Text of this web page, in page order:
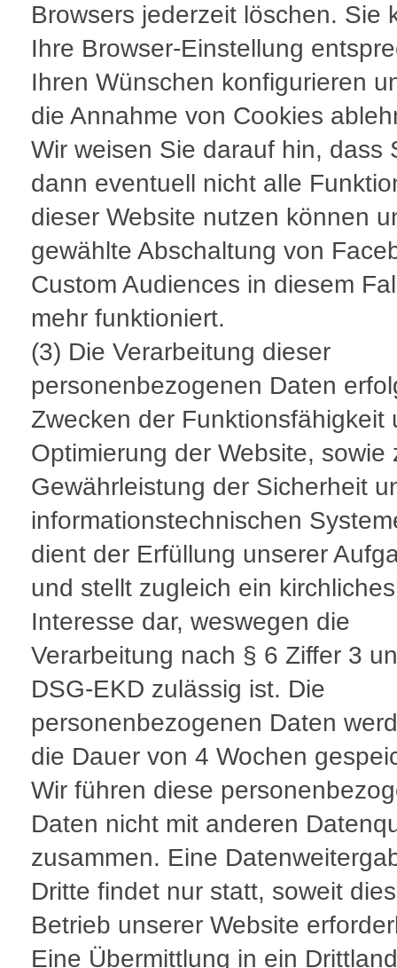
Browsers jederzeit löschen. Sie
Ihre Browser-Einstellung
Ihren Wünschen konfigurieren
die Annahme von Cookies
Wir weisen Sie darauf hin, dass
dann eventuell nicht alle
dieser Website nutzen können
gewählte Abschaltung von
Custom Audiences in diesem
mehr funktioniert.
(3) Die Verarbeitung dieser
personenbezogenen Daten
Zwecken der Funktionsfähigkeit
Optimierung der Website, sowie
Gewährleistung der Sicherheit
informationstechnischen
dient der Erfüllung unserer
und stellt zugleich ein kirchliches
Interesse dar, weswegen die
Verarbeitung nach § 6 Ziffer 3
DSG-EKD zulässig ist. Die
personenbezogenen Daten
die Dauer von 4 Wochen
Wir führen diese
Daten nicht mit anderen
zusammen. Eine
Dritte findet nur statt, soweit
Betrieb unserer Website
Eine Übermittlung in ein